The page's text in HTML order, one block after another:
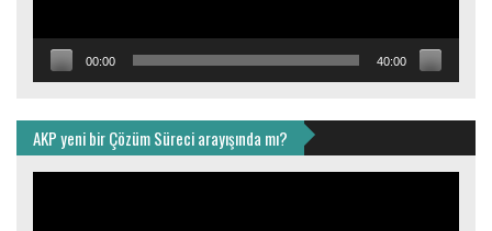
00:00 40:00
AKP yeni bir Çözüm Süreci arayışında mı?